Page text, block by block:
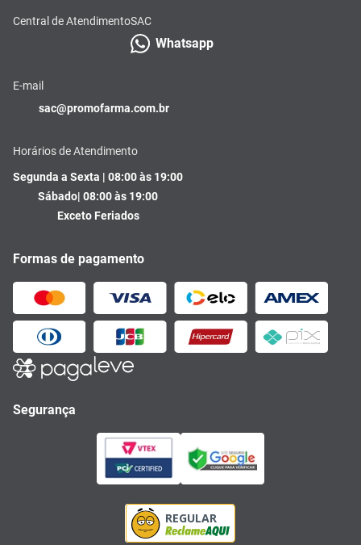
Central de AtendimentoSAC
Whatsapp
E-mail
sac@promofarma.com.br
Horários de Atendimento
Segunda a Sexta | 08:00 às 19:00
Sábado| 08:00 às 19:00
Exceto Feriados
Formas de pagamento
Segurança